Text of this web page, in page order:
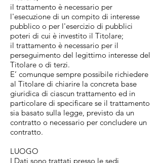
il trattamento è necessario per
l'esecuzione di un compito di interesse
pubblico o per l'esercizio di pubblici
poteri di cui è investito il Titolare;
il trattamento è necessario per il
perseguimento del legittimo interesse del
Titolare o di terzi.
E’ comunque sempre possibile richiedere
al Titolare di chiarire la concreta base
giuridica di ciascun trattamento ed in
particolare di specificare se il trattamento
sia basato sulla legge, previsto da un
contratto o necessario per concludere un
contratto.
LUOGO
I Dati sono trattati presso le sedi